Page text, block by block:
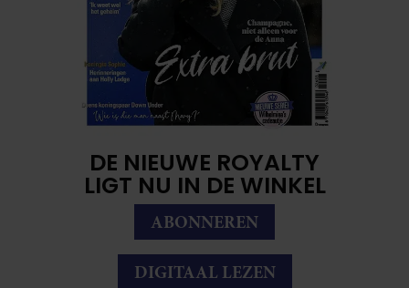
DE NIEUWE ROYALTY
LIGT NU IN DE WINKEL
ABONNEREN
DIGITAAL LEZEN